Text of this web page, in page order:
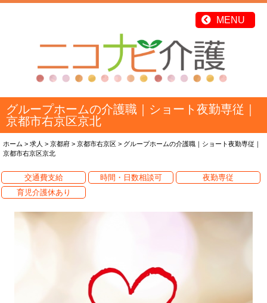
グループホームの介護職｜ショート夜勤専従｜
京都市右京区京北
ホーム > 求人 > 京都府 > 京都市右京区 > グループホームの介護職｜ショート夜勤専従｜
京都市右京区京北
交通費支給 時間・日数相談可
夜勤専従
育児介護休あり